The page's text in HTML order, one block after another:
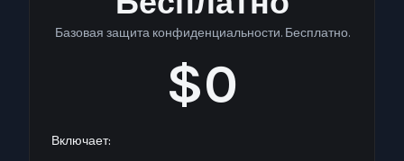
Базовая защита конфиденциальности. Бесплатно.
$0
Включает: